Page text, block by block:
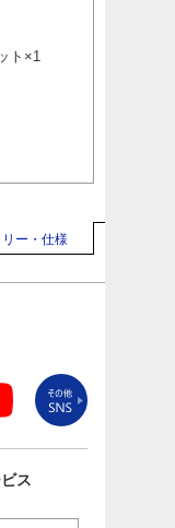
ト×1
ー・仕様
ス